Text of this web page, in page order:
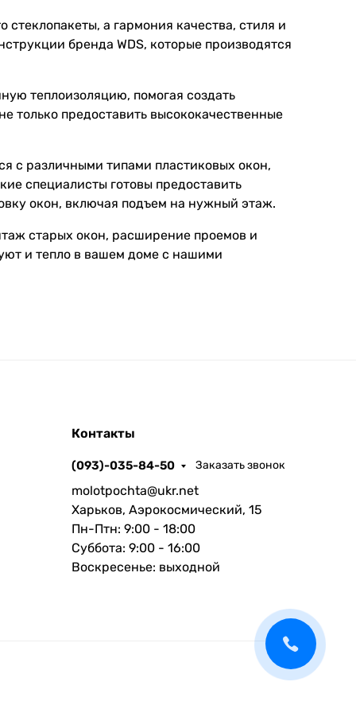
а гармония качества, стиля и
бренда WDS, которые производятся
теплоизоляцию, помогая создать
предоставить высококачественные
с различными типами пластиковых окон,
специалисты готовы предоставить
окон, включая подъем на нужный этаж.
старых окон, расширение проемов и
и тепло в вашем доме с нашими
Контакты
(093)-035-84-50 Заказать звонок
molotpochta@ukr.net
Харьков, Аэрокосмический, 15
Пн-Птн: 9:00 - 18:00
Суббота: 9:00 - 16:00
Воскресенье: выходной